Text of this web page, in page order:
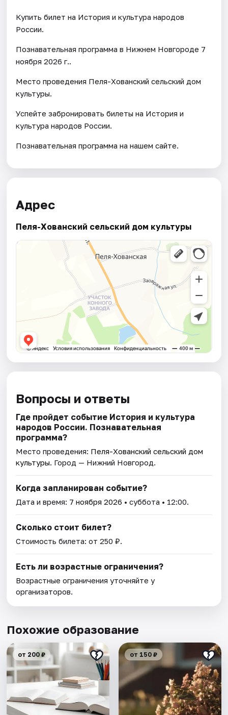
Купить билет на История и культура народов
России.
Познавательная программа в Нижнем Новгороде 7
ноября 2026 г..
Место проведения Пеля-Хованский сельский дом
культуры.
Успейте забронировать билеты на История и
культура народов России.
Познавательная программа на нашем сайте.
Адрес
Пеля-Хованский сельский дом культуры
Вопросы и ответы
Где пройдет событие История и культура
народов России. Познавательная
программа?
Место проведения: Пеля-Хованский сельский дом
культуры. Город — Нижний Новгород.
Когда запланирован событие?
Дата и время: 7 ноября 2026 • суббота • 12:00.
Сколько стоит билет?
Стоимость билета: от 250 ₽.
Есть ли возрастные ограничения?
Возрастные ограничения уточняйте у
организаторов.
Похожие образование
от 200 ₽ от 150 ₽